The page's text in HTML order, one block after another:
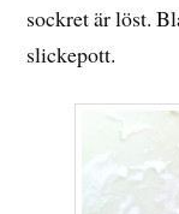
sockret är löst.
slickepott.